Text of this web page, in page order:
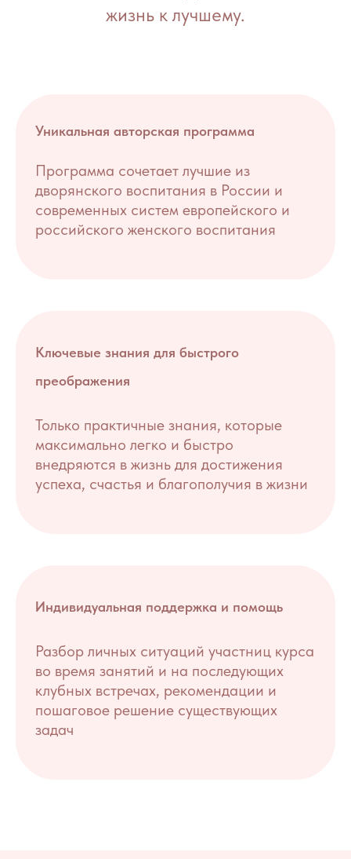
жизнь к лучшему.
Уникальная авторская программа
Программа сочетает лучшие из
дворянского воспитания в России и
современных систем европейского и
российского женского воспитания
Ключевые знания для быстрого
преображения
Только практичные знания, которые
максимально легко и быстро
внедряются в жизнь для достижения
успеха, счастья и благополучия в жизни
Индивидуальная поддержка и помощь
Разбор личных ситуаций участниц курса
во время занятий и на последующих
клубных встречах, рекомендации и
пошаговое решение существующих
задач